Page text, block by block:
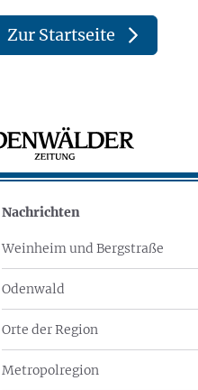
Zur Startseite
Nachrichten
Weinheim und Bergstraße
Odenwald
Orte der Region
Metropolregion